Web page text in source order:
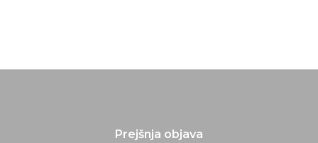
Prejšnja objava